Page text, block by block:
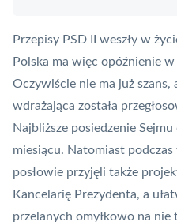
Przepisy PSD II
weszły w
Polska ma więc opóźnienie
Oczywiście nie ma już
wdrażająca została
Najbliższe posiedzenie
miesiącu. Natomiast
posłowie przyjęli także
Kancelarię Prezydenta, a
przelanych omyłkowo na